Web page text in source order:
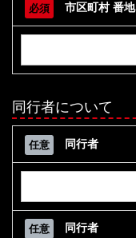
必須 市区町村 番地
同行者について
任意 同行者
任意 同行者